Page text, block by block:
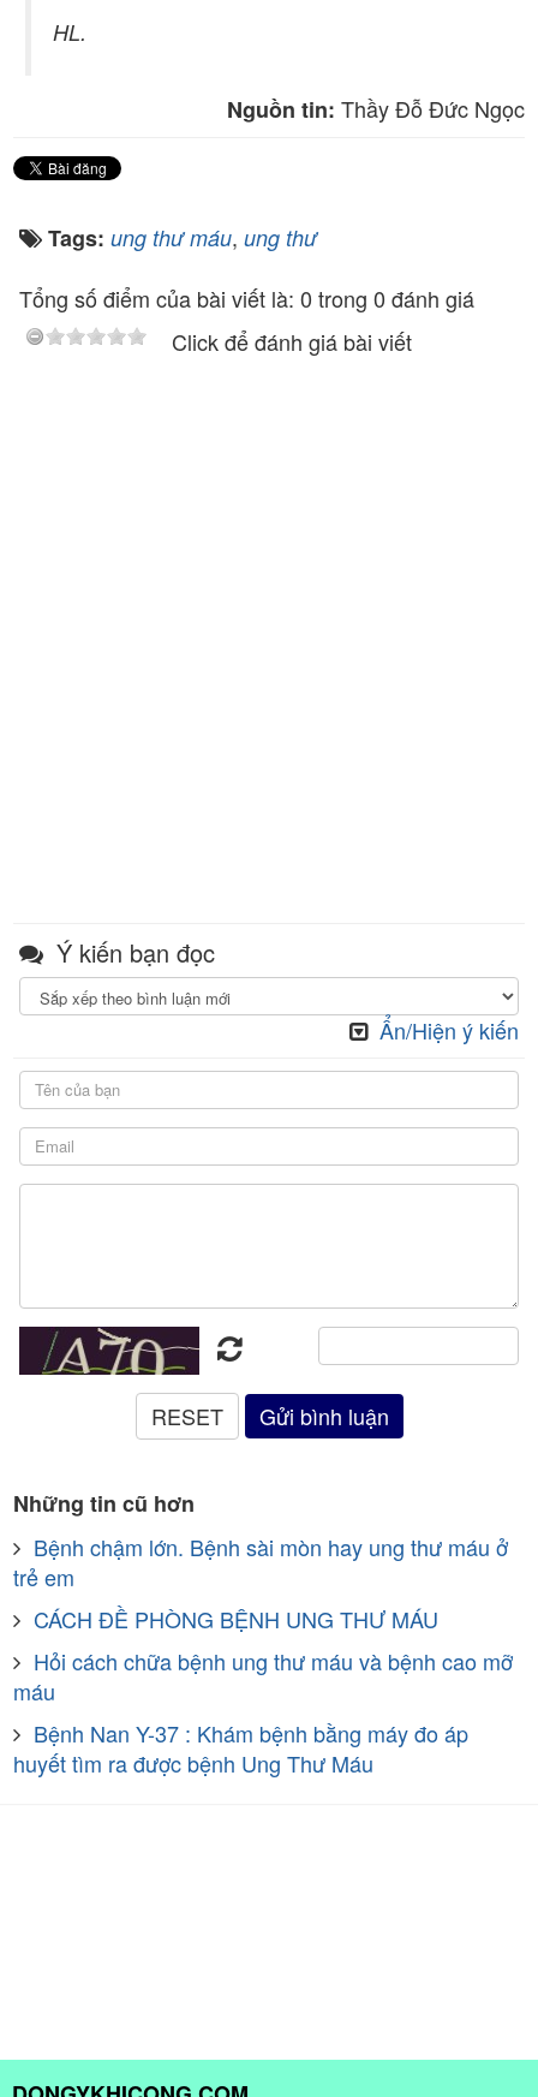
HL.
Nguồn tin: Thầy Đỗ Đức Ngọc
Tags: ung thư máu, ung thư
Tổng số điểm của bài viết là: 0 trong 0 đánh giá
Click để đánh giá bài viết
Ý kiến bạn đọc
Ẩn/Hiện ý kiến
Những tin cũ hơn
Bệnh chậm lớn. Bệnh sài mòn hay ung thư máu ở
trẻ em
CÁCH ĐỀ PHÒNG BỆNH UNG THƯ MÁU
Hỏi cách chữa bệnh ung thư máu và bệnh cao mỡ
máu
Bệnh Nan Y-37 : Khám bệnh bằng máy đo áp
huyết tìm ra được bệnh Ung Thư Máu